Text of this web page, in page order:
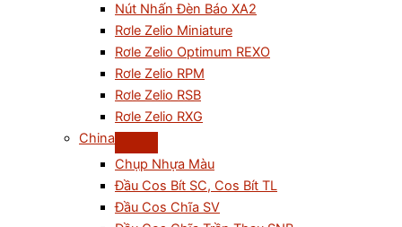
Nút Nhấn Đèn Báo XA2
Rơle Zelio Miniature
Rơle Zelio Optimum REXO
Rơle Zelio RPM
Rơle Zelio RSB
Rơle Zelio RXG
China
Chụp Nhựa Màu
Đầu Cos Bít SC, Cos Bít TL
Đầu Cos Chĩa SV